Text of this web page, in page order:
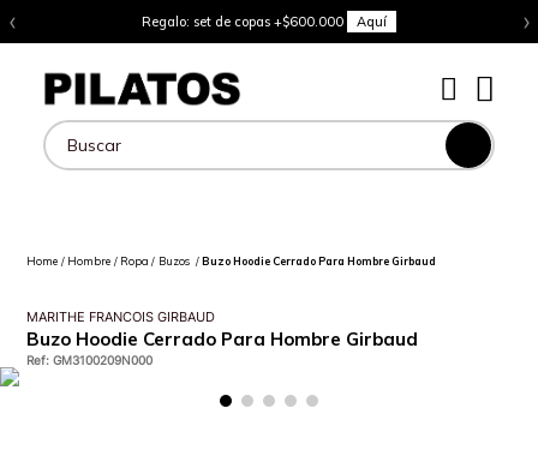
‹ Regalo: set de copas +$600.000 Aquí ›
Buscar
Hombre Ropa Buzos Buzo Hoodie Cerrado Para Hombre Girbaud
MARITHE FRANCOIS GIRBAUD
Buzo Hoodie Cerrado Para Hombre Girbaud
Ref:GM3100209N000